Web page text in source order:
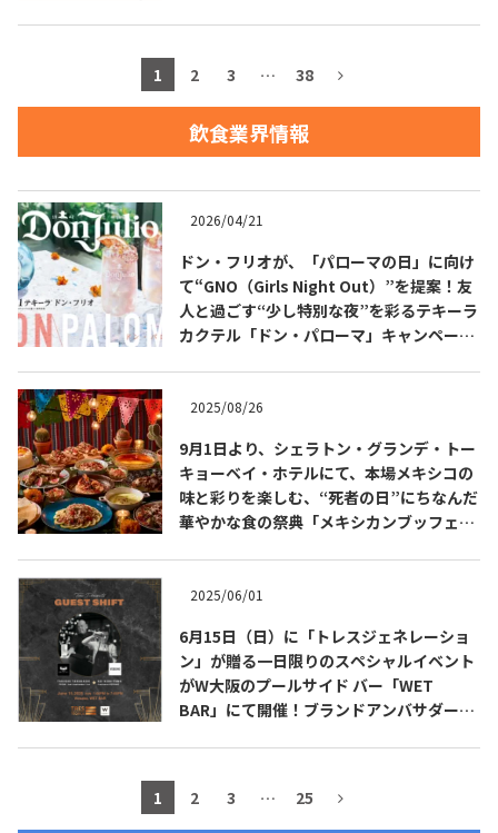
COPYRIGHT © JUAST All rights reserved.
1 2 3 … 38
飲食業界情報
2026/04/21
ドン・フリオが、「パローマの日」に向け
て“GNO（Girls Night Out）”を提案！友
人と過ごす“少し特別な夜”を彩るテキーラ
カクテル「ドン・パローマ」キャンペーン
2025/08/26
9月1日より、シェラトン・グランデ・トー
キョーベイ・ホテルにて、本場メキシコの
味と彩りを楽しむ、“死者の日”にちなんだ
華やかな食の祭典「メキシカンブッフェ」
2025/06/01
6月15日（日）に「トレスジェネレーショ
ン」が贈る一日限りのスペシャルイベント
がW大阪のプールサイド バー「WET
BAR」にて開催！ブランドアンバサダーの
1 2 3 … 25